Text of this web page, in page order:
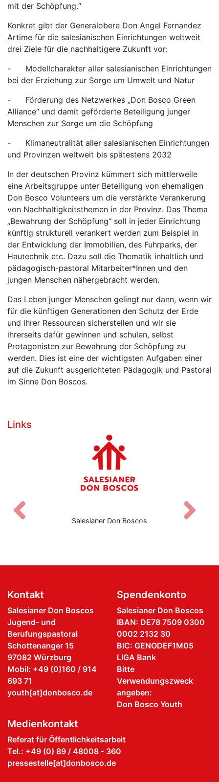
mit der Schöpfung.“
Konkret gibt der Generalobere Don Angel Fernandez
Artime für die salesianischen Einrichtungen weltweit
drei Ziele für die nachhaltigere Zukunft vor:
- Modellcharakter aller salesianischen Einrichtungen
bei der Erziehung zur Sorge um Umwelt und Natur
- Förderung des Netzwerkes „Don Bosco Green
Alliance“ und damit geförderte Beteiligung junger
Menschen zur Sorge um die Schöpfung
- Klimaneutralität aller salesianischen Einrichtungen
und Provinzen weltweit bis spätestens 2032
In der deutschen Provinz kümmert sich mittlerweile
eine Arbeitsgruppe unter Beteiligung von ehemaligen
Don Bosco Volunteers um die verstärkte Verankerung
von Nachhaltigkeitsthemen in der Provinz. Das Thema
„Bewahrung der Schöpfung“ soll in jeder Einrichtung
künftig strukturell verankert werden zum Beispiel in
der Entwicklung der Immobilien, des Fuhrparks, der
Hautechnik etc. Dazu soll die Thematik inhaltlich und
pädagogisch-pastoral Mitarbeiter*Innen und den
jungen Menschen nähergebracht werden.
Das Leben junger Menschen gelingt nur dann, wenn wir
für die künftigen Generationen den Schutz der Erde
und ihrer Ressourcen sicherstellen und wir sie
ihrerseits dafür gewinnen und schulen, selbst
Protagonisten zur Bewahrung der Schöpfung zu
werden. Dies ist eine der wichtigsten Aufgaben einer
auf die Zukunft ausgerichteten Pädagogik und Pastoral
im Sinne Don Boscos.
Links
Salesianer Don Boscos
Zurück
Kontakt
Salesianer Don Boscos
Jugend- und
Berufungspastoral
Schottenanger 15
97082 Würzburg
Mobil: +49 (0)160 / 914
693 71
youth[at]donbosco.de
Spendenkonto
Salesianer Don Boscos
IBAN: DE78 7509 0300
0002 2132 30
BIC: GENODEF1M05
LIGA Bank
Bitte
Verwendungszweck
angeben:
Don Bosco Youth
Medienkontakt
Referat für Öffentlichkeitsarbeit
Tel.: +49 (0) 89 / 48008 - 360
pressestelle[at]donbosco.de